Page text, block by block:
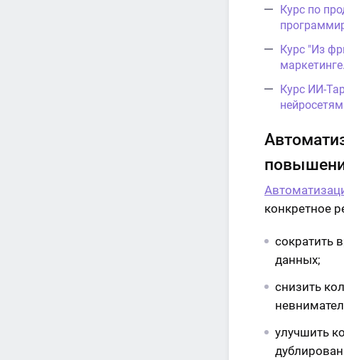
Курс по
Курс "Из
Курс ИИ-
нейросетям
конкретное
сократить
данных;
снизить
улучшить